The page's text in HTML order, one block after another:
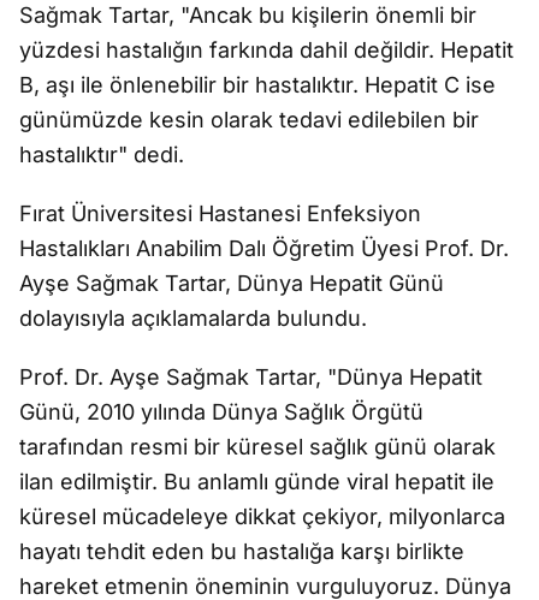
Sağmak Tartar, "Ancak bu kişilerin önemli bir
yüzdesi hastalığın farkında dahil değildir. Hepatit
B, aşı ile önlenebilir bir hastalıktır. Hepatit C ise
günümüzde kesin olarak tedavi edilebilen bir
hastalıktır" dedi.
Fırat Üniversitesi Hastanesi Enfeksiyon
Hastalıkları Anabilim Dalı Öğretim Üyesi Prof. Dr.
Ayşe Sağmak Tartar, Dünya Hepatit Günü
dolayısıyla açıklamalarda bulundu.
Prof. Dr. Ayşe Sağmak Tartar, "Dünya Hepatit
Günü, 2010 yılında Dünya Sağlık Örgütü
tarafından resmi bir küresel sağlık günü olarak
ilan edilmiştir. Bu anlamlı günde viral hepatit ile
küresel mücadeleye dikkat çekiyor, milyonlarca
hayatı tehdit eden bu hastalığa karşı birlikte
hareket etmenin öneminin vurguluyoruz. Dünya